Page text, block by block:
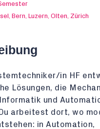
Bern, Luzern, Olten, Zürich
in HF
Lösungen, die
und
arbeitest dort, wo
in Automation,